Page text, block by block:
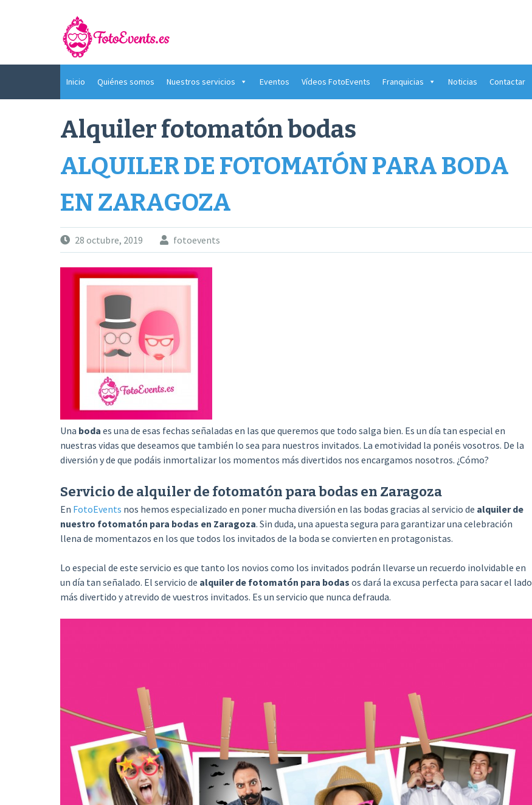
Inicio Quiénes somos Nuestros servicios Eventos Vídeos FotoEvents Franquicias Noticias Contactar
Alquiler fotomatón bodas
ALQUILER DE FOTOMATÓN PARA BODA
EN ZARAGOZA
28 octubre, 2019 fotoevents
Una boda es una de esas fechas señaladas en las que queremos que todo salga bien. Es un día tan especial en
nuestras vidas que deseamos que también lo sea para nuestros invitados. La emotividad la ponéis vosotros. De la
diversión y de que podáis inmortalizar los momentos más divertidos nos encargamos nosotros. ¿Cómo?
Servicio de alquiler de fotomatón para bodas en Zaragoza
En FotoEvents nos hemos especializado en poner mucha diversión en las bodas gracias al servicio de alquiler de
nuestro fotomatón para bodas en Zaragoza. Sin duda, una apuesta segura para garantizar una celebración
llena de momentazos en los que todos los invitados de la boda se convierten en protagonistas.
Lo especial de este servicio es que tanto los novios como los invitados podrán llevarse un recuerdo inolvidable en
un día tan señalado. El servicio de alquiler de fotomatón para bodas os dará la excusa perfecta para sacar el lado
más divertido y atrevido de vuestros invitados. Es un servicio que nunca defrauda.